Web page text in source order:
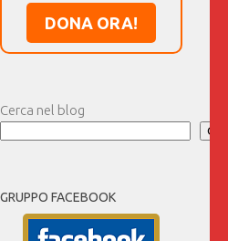
DONA ORA!
Cerca nel blog
GRUPPO FACEBOOK